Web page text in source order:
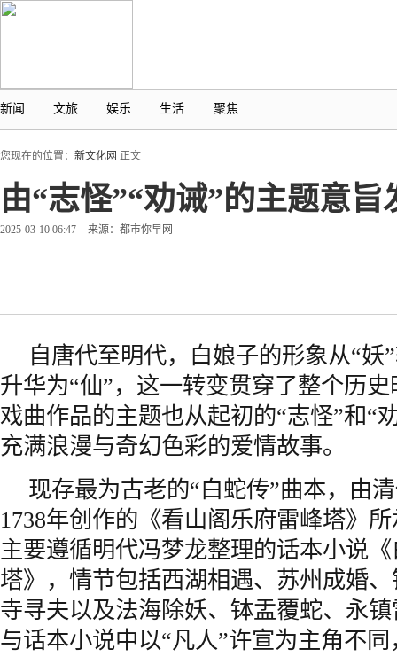
新闻 文旅 娱乐 生活 聚焦
您现在的位置： 新文化网 正文
由“志怪”“劝诫”的主题意
2025-03-10 06:47 来源：都市你早网
自唐代至明代，白娘子的形象从“妖
升华为“仙”，这一转变贯穿了整个历
戏曲作品的主题也从起初的“志怪”和“
充满浪漫与奇幻色彩的爱情故事。
现存最为古老的“白蛇传”曲本，由
1738年创作的《看山阁乐府雷峰塔》
主要遵循明代冯梦龙整理的话本小说
塔》，情节包括西湖相遇、苏州成婚
寺寻夫以及法海除妖、钵盂覆蛇、永
与话本小说中以“凡人”许宣为主角不